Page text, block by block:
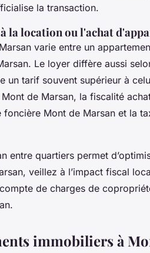
la transaction.
la location ou l'achat
varie entre un
Le loyer diffère aussi
un tarif souvent supérieur à
de Marsan, la fiscalité
Mont de Marsan et la
entre quartiers permet
veillez à l’impact fiscal
de charges de
immobiliers à